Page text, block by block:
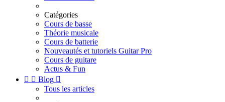
Catégories
Cours de basse
Théorie musicale
Cours de batterie
Nouveautés et tutoriels Guitar Pro
Cours de guitare
Actus & Fun
  Blog 
Tous les articles